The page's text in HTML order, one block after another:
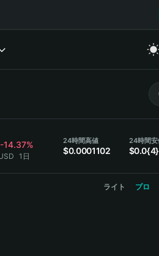
-14.37%
1日
24時間高値
$0.0001102
24時間安
ライト プロ